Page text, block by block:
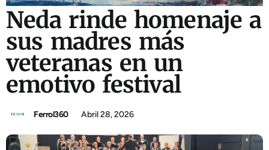
Neda rinde homenaje a
sus madres más
veteranas en un
emotivo festival
Ferrol360 Abril 28, 2026